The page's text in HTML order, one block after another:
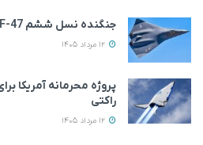
جنگنده نسل ششم F-47 در مسیر نخستین پرواز
پروژه محرمانه آمریکا
راکتی